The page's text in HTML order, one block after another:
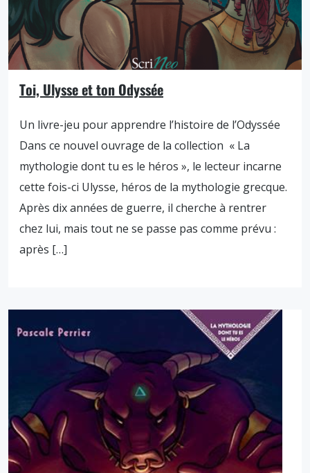
Toi, Ulysse et ton Odyssée
Un livre-jeu pour apprendre l’histoire de l’Odyssée
Dans ce nouvel ouvrage de la collection « La
mythologie dont tu es le héros », le lecteur incarne
cette fois-ci Ulysse, héros de la mythologie grecque.
Après dix années de guerre, il cherche à rentrer
chez lui, mais tout ne se passe pas comme prévu :
après […]